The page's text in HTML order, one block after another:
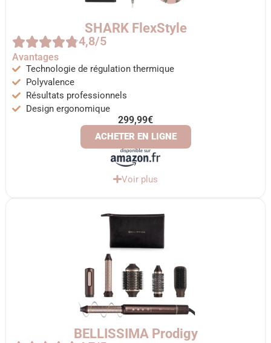
SHARK FlexStyle
4,8/5
Avantages
Technologie de régulation thermique
Polyvalence
Résultats professionnels
Design ergonomique
299,99€
ACHETER EN LIGNE
Voir plus
BELLISSIMA Prodigy